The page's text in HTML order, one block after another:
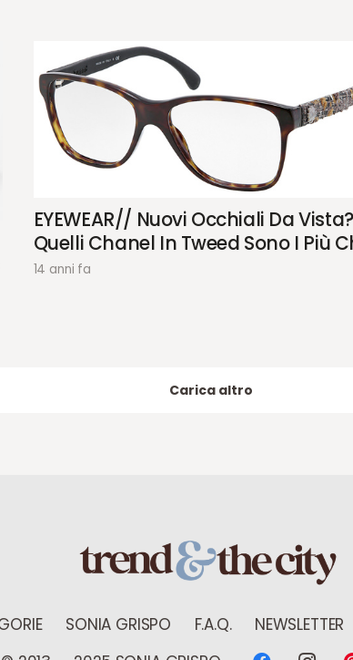
EYEWEAR// Nuovi Occhiali Da Vista?
Quelli Chanel In Tweed Sono I Più
14 anni fa
Carica altro
SONIA GRISPO F.A.Q. NEWSLETTER